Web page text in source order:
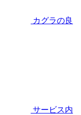
カグラの良
サービス内